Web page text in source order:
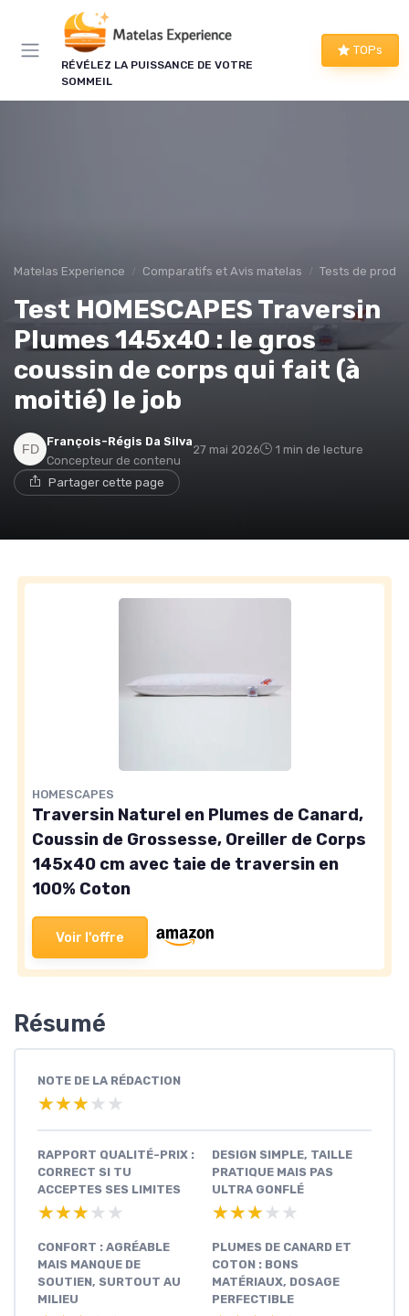
RÉVÉLEZ LA PUISSANCE DE VOTRE
SOMMEIL
TOPs
Matelas Experience Comparatifs et Avis matelas Tests de
Test HOMESCAPES Traversin
Plumes 145x40 : le gros
coussin de corps qui fait (à
moitié) le job
François-Régis Da Silva
Concepteur de contenu
27 mai 2026 1 min de lecture
Partager cette page
HOMESCAPES
Traversin Naturel en Plumes de Canard,
Coussin de Grossesse, Oreiller de Corps
145x40 cm avec taie de traversin en
100% Coton
Voir l'offre
Résumé
NOTE DE LA RÉDACTION
★★★★★
★★★★★
RAPPORT QUALITÉ-PRIX :
CORRECT SI TU
ACCEPTES SES LIMITES
★★★★★
★★★★★
DESIGN SIMPLE, TAILLE
PRATIQUE MAIS PAS
ULTRA GONFLÉ
★★★★★
★★★★★
CONFORT : AGRÉABLE
MAIS MANQUE DE
SOUTIEN, SURTOUT AU
MILIEU
PLUMES DE CANARD ET
COTON : BONS
MATÉRIAUX, DOSAGE
PERFECTIBLE
Panneau de gestion des cookies